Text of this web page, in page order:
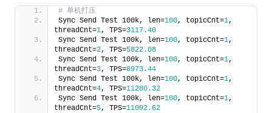
# 单机打压
Sync Send Test 100k, len=100, topicCnt=1,
threadCnt=1, TPS=3117.40
Sync Send Test 100k, len=100, topicCnt=1,
threadCnt=2, TPS=5822.08
Sync Send Test 100k, len=100, topicCnt=1,
threadCnt=3, TPS=8973.44
Sync Send Test 100k, len=100, topicCnt=1,
threadCnt=4, TPS=11280.32
Sync Send Test 100k, len=100, topicCnt=1,
threadCnt=5, TPS=11092.62